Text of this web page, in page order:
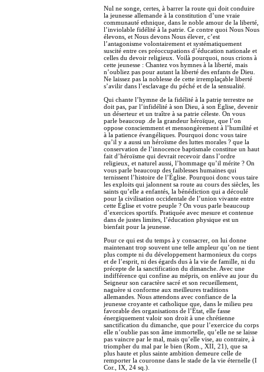
Nul ne songe, certes, à barrer la route qui doit conduire
la jeunesse allemande à la constitution d’une vraie
communauté ethnique, dans le noble amour de la liberté,
l’inviolable fidélité à la patrie. Ce contre quoi Nous Nous
élevons, et Nous devons Nous élever, c’est
l’antagonisme volontairement et systématiquement
suscité entre ces préoccupations d’éducation nationale et
celles du devoir religieux. Voilà pourquoi, nous crions à
cette jeunesse : Chantez vos hymnes à la liberté, mais
n’oubliez pas pour autant la liberté des enfants de Dieu.
Ne laissez pas la noblesse de cette irremplaçable liberté
s’avilir dans l’esclavage du péché et de la sensualité.
Qui chante l’hymne de la fidélité à la patrie terrestre ne
doit pas, par l’infidélité à son Dieu, à son Église, devenir
un déserteur et un traître à sa patrie céleste. On vous
parle beaucoup .de la grandeur héroïque, que l’on
oppose consciemment et mensongèrement à l’humilité et
à la patience évangéliques. Pourquoi donc vous taire
qu’il y a aussi un héroïsme des luttes morales ? que la
conservation de l’innocence baptismale constitue un haut
fait d’héroïsme qui devrait recevoir dans l’ordre
religieux, et naturel aussi, l’hommage qu’il mérite ? On
vous parle beaucoup des faiblesses humaines qui
ternissent l’histoire de l’Église. Pourquoi donc vous taire
les exploits qui jalonnent sa route au cours des siècles, les
saints qu’elle a enfantés, la bénédiction qui a découlé
pour la civilisation occidentale de l’union vivante entre
cette Église et votre peuple ? On vous parle beaucoup
d’exercices sportifs. Pratiquée avec mesure et contenue
dans de justes limites, l’éducation physique est un
bienfait pour la jeunesse.
Pour ce qui est du temps à y consacrer, on lui donne
maintenant trop souvent une telle ampleur qu’on ne tient
plus compte ni du développement harmonieux du corps
et de l’esprit, ni des égards dus à la vie de famille, ni du
précepte de la sanctification du dimanche. Avec une
indifférence qui confine au mépris, on enlève au jour du
Seigneur son caractère sacré et son recueillement,
naguère si conforme aux meilleures traditions
allemandes. Nous attendons avec confiance de la
jeunesse croyante et catholique que, dans le milieu peu
favorable des organisations de l’État, elle fasse
énergiquement valoir son droit à une chrétienne
sanctification du dimanche, que pour l’exercice du corps
elle n’oublie pas son âme immortelle, qu’elle ne se laisse
pas vaincre par le mal, mais qu’elle vise, au contraire, à
triompher du mal par le bien (Rom., XII, 21), que sa
plus haute et plus sainte ambition demeure celle de
remporter la couronne dans le stade de la vie éternelle (I
Cor., IX, 24 sq.).